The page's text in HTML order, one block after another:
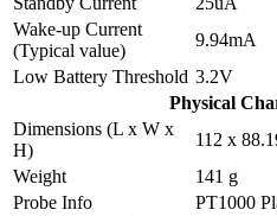
Wake-up Current
(Typical value)
9.94mA
Low Battery Threshold 3.2V
Physical
Dimensions (L x W x
H)
112 x
Weight
141 g
Probe Info
PT1000